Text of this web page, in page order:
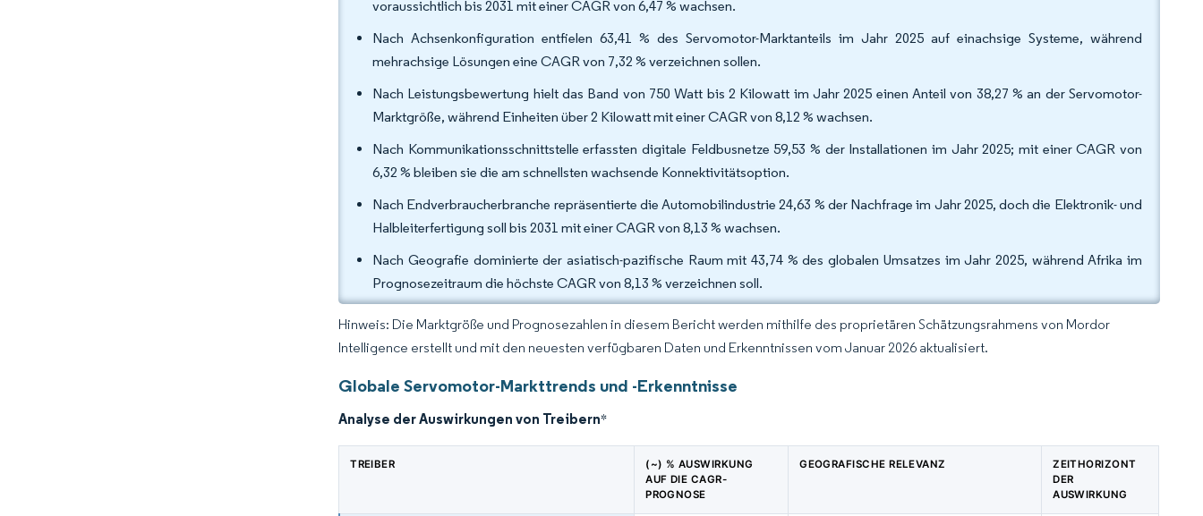
voraussichtlich bis 2031 mit einer CAGR von 6,47 % wachsen.
Nach Achsenkonfiguration entfielen 63,41 % des Servomotor-Marktanteils im Jahr 2025 auf einachsige Systeme, während
mehrachsige Lösungen eine CAGR von 7,32 % verzeichnen sollen.
Nach Leistungsbewertung hielt das Band von 750 Watt bis 2 Kilowatt im Jahr 2025 einen Anteil von 38,27 % an der Servomotor-
Marktgröße, während Einheiten über 2 Kilowatt mit einer CAGR von 8,12 % wachsen.
Nach Kommunikationsschnittstelle erfassten digitale Feldbusnetze 59,53 % der Installationen im Jahr 2025; mit einer CAGR von
6,32 % bleiben sie die am schnellsten wachsende Konnektivitätsoption.
Nach Endverbraucherbranche repräsentierte die Automobilindustrie 24,63 % der Nachfrage im Jahr 2025, doch die Elektronik- und
Halbleiterfertigung soll bis 2031 mit einer CAGR von 8,13 % wachsen.
Nach Geografie dominierte der asiatisch-pazifische Raum mit 43,74 % des globalen Umsatzes im Jahr 2025, während Afrika im
Prognosezeitraum die höchste CAGR von 8,13 % verzeichnen soll.
Hinweis: Die Marktgröße und Prognosezahlen in diesem Bericht werden mithilfe des proprietären Schätzungsrahmens von Mordor
Intelligence erstellt und mit den neuesten verfügbaren Daten und Erkenntnissen vom Januar 2026 aktualisiert.
Globale Servomotor-Markttrends und -Erkenntnisse
Analyse der Auswirkungen von Treibern*
TREIBER
(~) % AUSWIRKUNG
AUF DIE CAGR-
PROGNOSE
GEOGRAFISCHE RELEVANZ
ZEITHORIZONT
DER
AUSWIRKUNG